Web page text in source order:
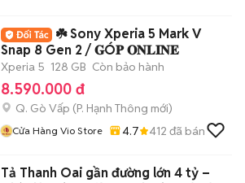
☘️ Sony Xperia 5 Mark V
Snap 8 Gen 2 / 𝐆Ó𝐏 𝐎𝐍𝐋𝐈𝐍𝐄
Xperia 5 128 GB Còn bảo hành
8.590.000 đ
Q. Gò Vấp (P. Hạnh Thông mới)
Cửa Hàng Vio Store 4.7 412 đã bán
Tả Thanh Oai gần đường lớn 4 tỷ –